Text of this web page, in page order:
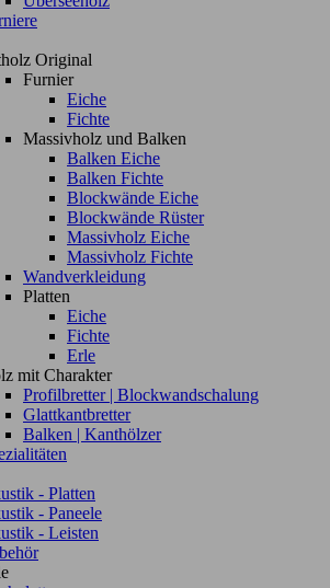
Original
Furnier
Eiche
Fichte
Massivholz und Balken
Balken Eiche
Balken Fichte
Blockwände Eiche
Blockwände Rüster
Massivholz Eiche
Massivholz Fichte
Wandverkleidung
Platten
Eiche
Fichte
Erle
mit Charakter
Profilbretter | Blockwandschalung
Glattkantbretter
Balken | Kanthölzer
- Platten
- Paneele
- Leisten